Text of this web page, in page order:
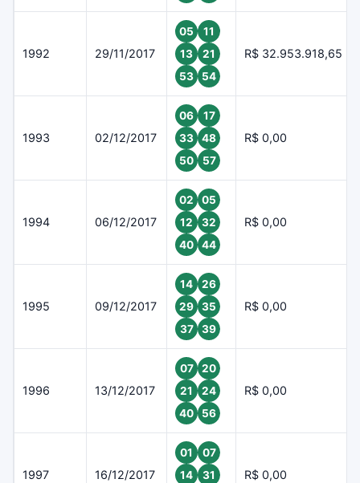
1992 29/11/2017
05
11
13
21
53
54
R$ 32.953.918,65
1993 02/12/2017
06
17
33
48
50
57
R$ 0,00
1994 06/12/2017
02
05
12
32
40
44
R$ 0,00
1995 09/12/2017
14
26
29
35
37
39
R$ 0,00
1996 13/12/2017
07
20
21
24
40
56
R$ 0,00
1997 16/12/2017
01
07
14
31
R$ 0,00